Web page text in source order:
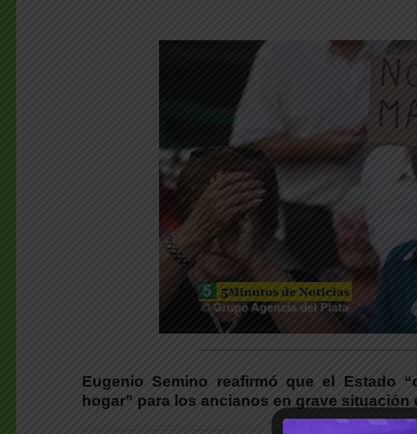
Eugenio Semino reafirmó que el Estado
hogar” para los ancianos en grave situación